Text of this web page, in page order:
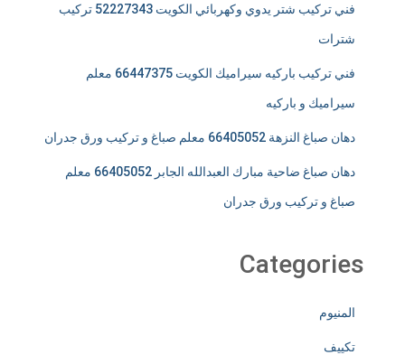
فني تركيب شتر يدوي وكهربائي الكويت 52227343 تركيب
شترات
فني تركيب باركيه سيراميك الكويت 66447375 معلم
سيراميك و باركيه
دهان صباغ النزهة 66405052 معلم صباغ و تركيب ورق جدران
دهان صباغ ضاحية مبارك العبدالله الجابر 66405052 معلم
صباغ و تركيب ورق جدران
Categories
المنيوم
تكييف